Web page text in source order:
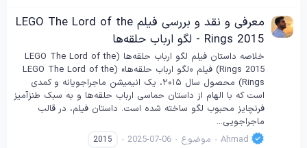
معرفی و نقد و بررسی فیلم LEGO The Lord of the
Rings 2015 - لگو ارباب حلقه‌ها
خلاصه داستان فیلم لگو ارباب حلقه‌ها (LEGO The Lord of the
Rings 2015) فیلم «لگو ارباب حلقه‌ها» (LEGO The Lord of the
Rings) محصول سال ۲۰۱۵، یک انیمیشن ماجراجویانه و کمدی
است که با الهام از داستان حماسی ارباب حلقه‌ها و به سبک طنزآمیز
فرنچایز محبوب لگو ساخته شده است. داستان فیلم، در قالب
ماجراجویی...
Ahmad
موضوع 2025-07-06
2015